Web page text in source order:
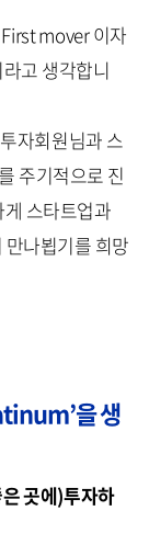
mover 이자
고 생각합니
자회원님과 스
주기적으로 진
스타트업과
나뵙기를 희망
을 생
곳에)투자하